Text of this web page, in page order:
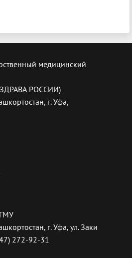
медицинский
РОССИИ)
г. Уфа,
г. Уфа, ул. Заки
272-92-31